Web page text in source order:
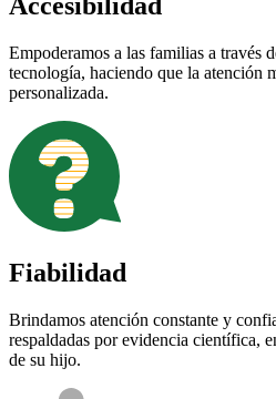
Accesibilidad
Empoderamos a las familias a través
tecnología, haciendo que la atención
personalizada.
Fiabilidad
Brindamos atención constante y
respaldadas por evidencia científica,
de su hijo.